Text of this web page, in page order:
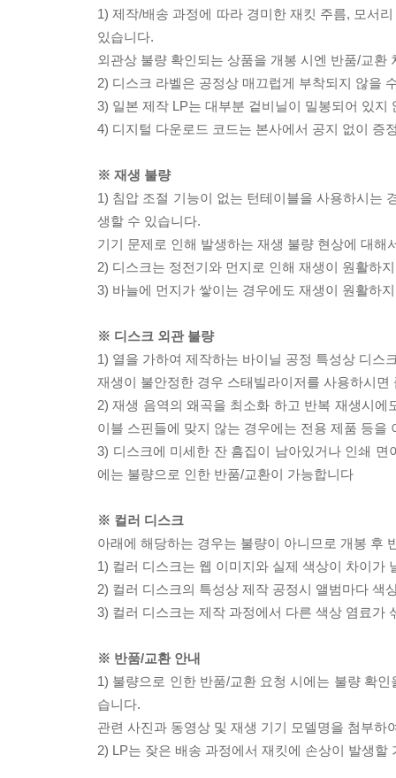
1) 제작/배송 과정에 따라 경미한 재킷 주름, 모서
있습니다.
외관상 불량 확인되는 상품을 개봉 시엔 반품/교환
2) 디스크 라벨은 공정상 매끄럽게 부착되지 않을
3) 일본 제작 LP는 대부분 겉비닐이 밀봉되어 있지
4) 디지털 다운로드 코드는 본사에서 공지 없이 증
※ 재생 불량
1) 침압 조절 기능이 없는 턴테이블을 사용하시는
생할 수 있습니다.
기기 문제로 인해 발생하는 재생 불량 현상에 대
2) 디스크는 정전기와 먼지로 인해 재생이 원활하
3) 바늘에 먼지가 쌓이는 경우에도 재생이 원활하
※ 디스크 외관 불량
1) 열을 가하여 제작하는 바이닐 공정 특성상 디스
재생이 불안정한 경우 스태빌라이저를 사용하시
2) 재생 음역의 왜곡을 최소화 하고 반복 재생시
이블 스핀들에 맞지 않는 경우에는 전용 제품 등
3) 디스크에 미세한 잔 흠집이 남아있거나 인쇄
에는 불량으로 인한 반품/교환이 가능합니다
※ 컬러 디스크
아래에 해당하는 경우는 불량이 아니므로 개봉 후
1) 컬러 디스크는 웹 이미지와 실제 색상이 차이가
2) 컬러 디스크의 특성상 제작 공정시 앨범마다 색
3) 컬러 디스크는 제작 과정에서 다른 색상 염료가
※ 반품/교환 안내
1) 불량으로 인한 반품/교환 요청 시에는 불량 확
습니다.
관련 사진과 동영상 및 재생 기기 모델명을 첨부하
2) LP는 잦은 배송 과정에서 재킷에 손상이 발생